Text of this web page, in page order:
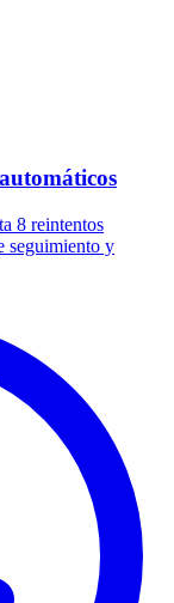
8 reintentos
seguimiento y